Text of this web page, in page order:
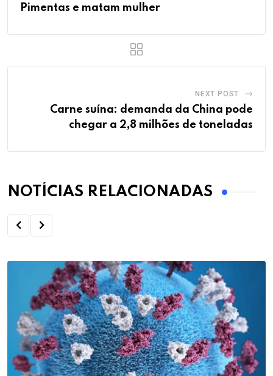
Pimentas e matam mulher
NEXT POST
Carne suína: demanda da China pode
chegar a 2,8 milhões de toneladas
NOTÍCIAS RELACIONADAS